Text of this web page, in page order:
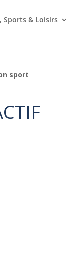
Sports & Loisirs
sport